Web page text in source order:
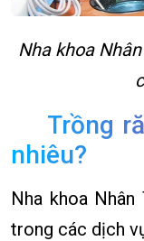
Nha khoa
Trồng
nhiêu?
Nha khoa
trong các dịch